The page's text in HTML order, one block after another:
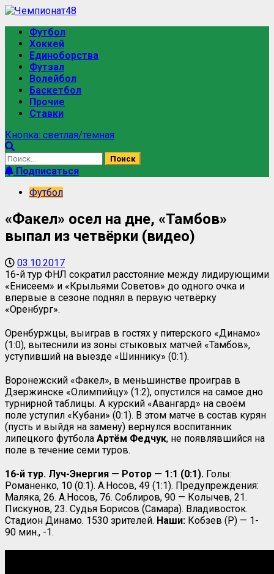
Футбол
Хоккей
Единоборства
Футзал
Волейбол
Баскетбол
Прочие
Ставки
Кнопка: светлая/темная
Подписаться
Футбол
«Факел» осел на дне, «Тамбов»
выпал из четвёрки (видео)
03.10.2017
16-й тур ФНЛ сократил расстояние между лидирующими
«Енисеем» и «Крыльями Советов» до одного очка и
впервые в сезоне поднял в первую четвёрку
«Оренбург».
Оренбуржцы, выиграв в гостях у питерского «Динамо»
(1:0), вытеснили из зоны стыковых матчей «Тамбов»,
уступивший на выезде «Шиннику» (0:1).
Воронежский «Факел», в меньшинстве проиграв в
Дзержинске «Олимпийцу» (1:2), опустился на самое дно
турнирной таблицы. А курский «Авангард» на своём
поле уступил «Кубани» (0:1). В этом матче в состав курян
(пусть и выйдя на замену) вернулся воспитанник
липецкого футбола Артём Федчук, не появлявшийся на
поле в течение семи туров.
16-й тур. Луч-Энергия — Ротор — 1:1 (0:1). Голы:
Романенко, 10 (0:1). А.Носов, 49 (1:1). Предупреждения:
Маляка, 26. А.Носов, 76. Соблиров, 90 — Колычев, 21.
Пискунов, 23. Судья Борисов (Самара). Владивосток.
Стадион Динамо. 1530 зрителей. Наши: Кобзев (Р) — 1-
90 мин., -1.